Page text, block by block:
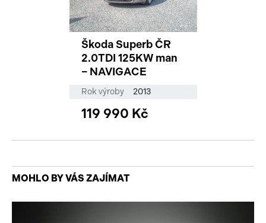
Škoda Superb ČR
2.0TDI 125KW man
– NAVIGACE
Rok výroby 2013
119 990 Kč
MOHLO BY VÁS ZAJÍMAT